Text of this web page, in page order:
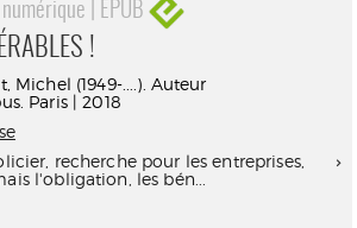
| EPUB
!
Michel (1949-....). Auteur
Paris | 2018
recherche pour les entreprises,
l'obligation, les bén...